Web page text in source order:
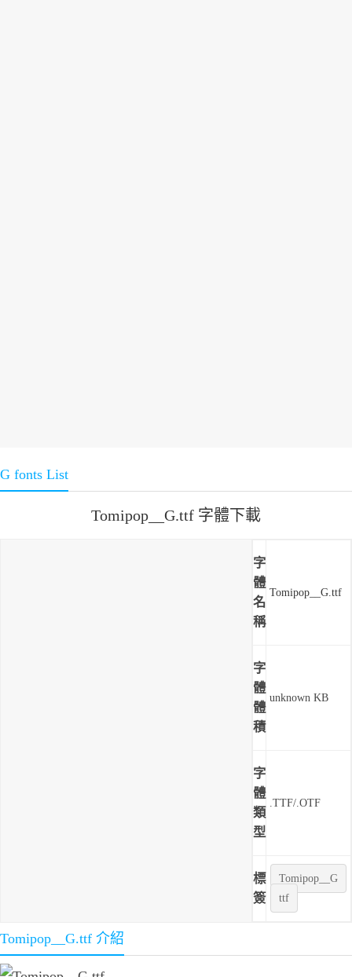
G fonts List
Tomipop__G.ttf 字體下載
字
體
名
稱
Tomipop__G.ttf
字
體
體
積
unknown KB
字
體
類
型
.TTF/.OTF
標
簽
Tomipop__G
ttf
Tomipop__G.ttf 介紹